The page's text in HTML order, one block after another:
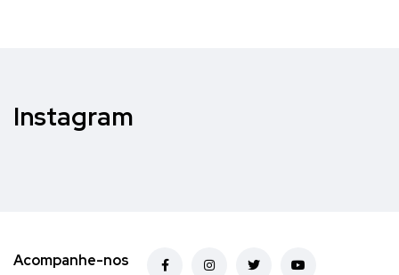
Instagram
Acompanhe-nos